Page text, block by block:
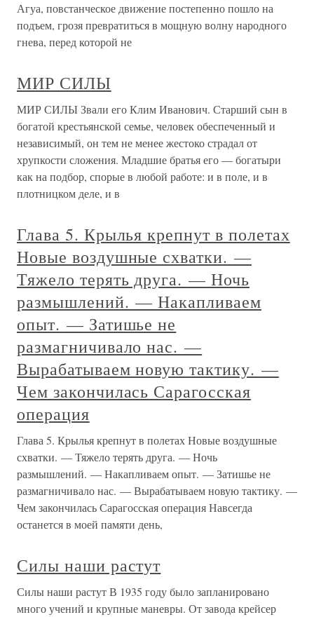
Агуа, повстанческое движение постепенно пошло на
подъем, грозя превратиться в мощную волну народного
гнева, перед которой не
МИР СИЛЫ
МИР СИЛЫ Звали его Клим Иванович. Старший сын в
богатой крестьянской семье, человек обеспеченный и
независимый, он тем не менее жестоко страдал от
хрупкости сложения. Младшие братья его — богатыри
как на подбор, спорые в любой работе: и в поле, и в
плотницком деле, и в
Глава 5. Крылья крепнут в полетах
Новые воздушные схватки. —
Тяжело терять друга. — Ночь
размышлений. — Накапливаем
опыт. — Затишье не
размагничивало нас. —
Вырабатываем новую тактику. —
Чем закончилась Сарагосская
операция
Глава 5. Крылья крепнут в полетах Новые воздушные
схватки. — Тяжело терять друга. — Ночь
размышлений. — Накапливаем опыт. — Затишье не
размагничивало нас. — Вырабатываем новую тактику. —
Чем закончилась Сарагосская операция Навсегда
останется в моей памяти день,
Силы наши растут
Силы наши растут В 1935 году было запланировано
много учений и крупные маневры. От завода крейсер